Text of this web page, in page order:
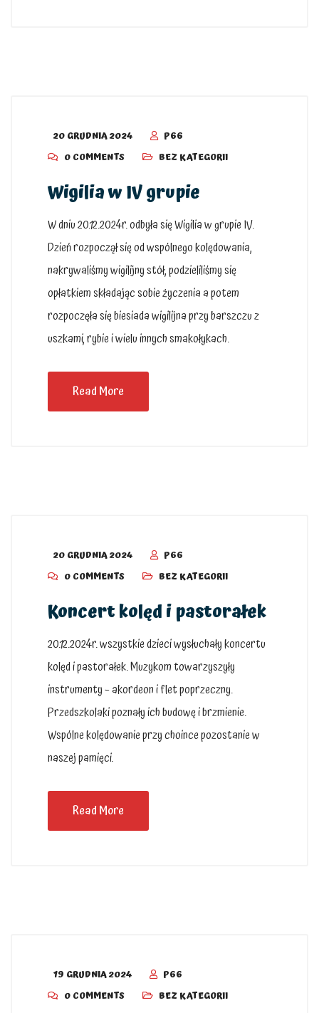
20 GRUDNIA 2024
P66
0 COMMENTS
BEZ KATEGORII
Wigilia w IV grupie
W dniu 20.12.2024r. odbyła się Wigilia w grupie IV.
Dzień rozpoczął się od wspólnego kolędowania,
nakrywaliśmy wigilijny stół, podzieliliśmy się
opłatkiem składając sobie życzenia a potem
rozpoczęła się biesiada wigilijna przy barszczu z
uszkami, rybie i wielu innych smakołykach.
Read More
20 GRUDNIA 2024
P66
0 COMMENTS
BEZ KATEGORII
Koncert kolęd i pastorałek
20.12.2024r. wszystkie dzieci wysłuchały koncertu
kolęd i pastorałek. Muzykom towarzyszyły
instrumenty – akordeon i flet poprzeczny.
Przedszkolaki poznały ich budowę i brzmienie.
Wspólne kolędowanie przy choince pozostanie w
naszej pamięci.
Read More
19 GRUDNIA 2024
P66
0 COMMENTS
BEZ KATEGORII